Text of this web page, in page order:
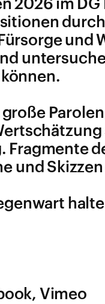
2026 im
und
große
Fragmente
und
Vimeo